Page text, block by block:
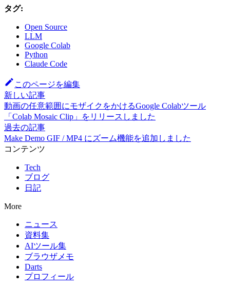
タグ:
Open Source
LLM
Google Colab
Python
Claude Code
このページを編集
新しい記事
動画の任意範囲にモザイクをかけるGoogle Colabツール
「Colab Mosaic Clip」をリリースしました
過去の記事
Make Demo GIF / MP4 にズーム機能を追加しました
コンテンツ
Tech
ブログ
日記
More
ニュース
資料集
AIツール集
ブラウザメモ
Darts
プロフィール